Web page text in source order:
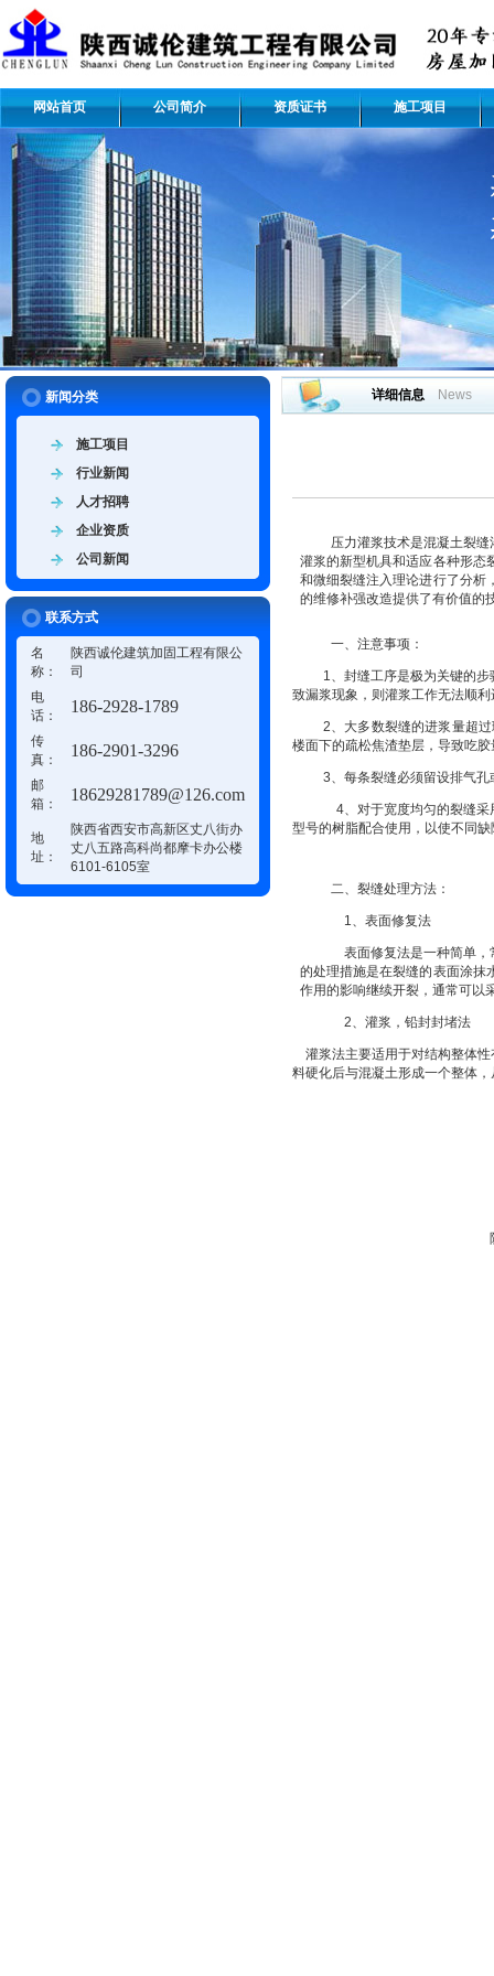
网站首页 公司简介 资质证书 施工项目
新闻分类
施工项目
行业新闻
人才招聘
企业资质
公司新闻
联系方式
名
称：
陕西诚伦建筑加固工程有限公
司
电
话：
186-2928-1789
传
真：
186-2901-3296
邮
箱：
18629281789@126.com
地
址：
陕西省西安市高新区丈八街办
丈八五路高科尚都摩卡办公楼
6101-6105室
详细信息 News
压力灌浆技术是混凝土裂
灌浆的新型机具和适应各种形态
和微细裂缝注入理论进行了分析
的维修补强改造提供了有价值的
一、注意事项：
1、封缝工序是极为关键的
致漏浆现象，则灌浆工作无法顺
2、大多数裂缝的进浆量超
楼面下的疏松焦渣垫层，导致吃
3、每条裂缝必须留设排气
4、对于宽度均匀的裂缝采
型号的树脂配合使用，以使不同
二、裂缝处理方法：
1、表面修复法
表面修复法是一种简单，
的处理措施是在裂缝的表面涂抹
作用的影响继续开裂，通常可以
2、灌浆，铅封封堵法
灌浆法主要适用于对结构整体性
料硬化后与混凝土形成一个整体